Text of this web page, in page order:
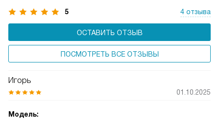
5 4 отзыва
ОСТАВИТЬ ОТЗЫВ
ПОСМОТРЕТЬ ВСЕ ОТЗЫВЫ
Игорь
01.10.2025
Модель: